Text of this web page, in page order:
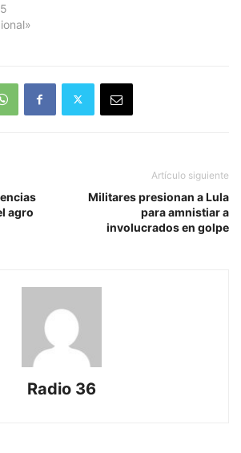
su
agro
Artículo siguiente
Militares presionan a Lula
para amnistiar a
involucrados en golpe
Radio 36